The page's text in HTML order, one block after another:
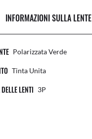
INFORMAZIONI SULLA LENTE
Polarizzata Verde
Tinta Unita
LENTI 3P